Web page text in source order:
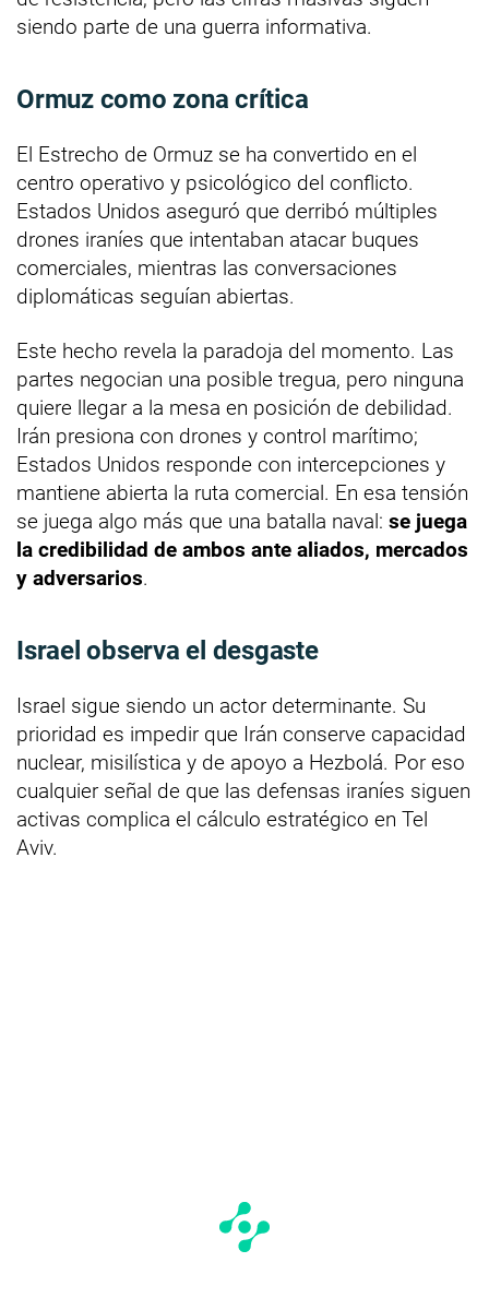
siendo parte de una guerra informativa.
Ormuz como zona crítica
El Estrecho de Ormuz se ha convertido en el
centro operativo y psicológico del conflicto.
Estados Unidos aseguró que derribó múltiples
drones iraníes que intentaban atacar buques
comerciales, mientras las conversaciones
diplomáticas seguían abiertas.
Este hecho revela la paradoja del momento. Las
partes negocian una posible tregua, pero ninguna
quiere llegar a la mesa en posición de debilidad.
Irán presiona con drones y control marítimo;
Estados Unidos responde con intercepciones y
mantiene abierta la ruta comercial. En esa tensión
se juega algo más que una batalla naval: se juega
la credibilidad de ambos ante aliados, mercados
y adversarios.
Israel observa el desgaste
Israel sigue siendo un actor determinante. Su
prioridad es impedir que Irán conserve capacidad
nuclear, misilística y de apoyo a Hezbolá. Por eso
cualquier señal de que las defensas iraníes siguen
activas complica el cálculo estratégico en Tel
Aviv.